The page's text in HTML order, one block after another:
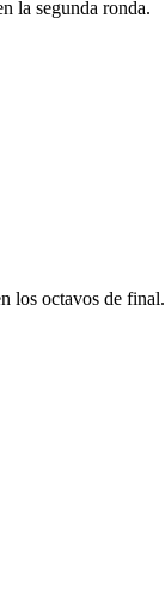
la segunda ronda.
los octavos de final.